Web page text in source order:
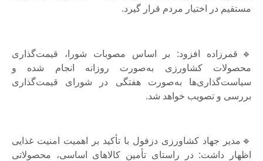
مستقیم در اختیار مردم قرار گیرد.
🔹قمرزاده افزود: بر اساس مصوبات شورا، قیمت‌گذاری
محصولات کشاورزی به‌صورت روزانه انجام شده و
سیاست‌گذاری‌ها به‌صورت هفتگی در شورای قیمت‌گذاری
بررسی و تصویب خواهد شد.
🔹مدیر جهاد کشاورزی دزفول با تأکید بر اهمیت امنیت غذایی
اظهار داشت: در راستای تأمین کالاهای اساسی، محصولاتی